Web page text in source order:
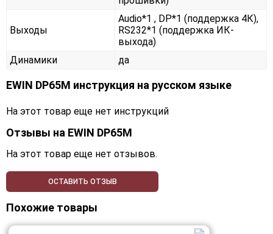
Выходы
Audio*1 , DP*1 (поддержка 4К),
RS232*1 (поддержка ИК-
выхода)
Динамики
да
EWIN DP65M инструкция на русском языке
На этот товар еще нет инструкций
Отзывы на EWIN DP65M
На этот товар еще нет отзывов.
ОСТАВИТЬ ОТЗЫВ
Похожие товары